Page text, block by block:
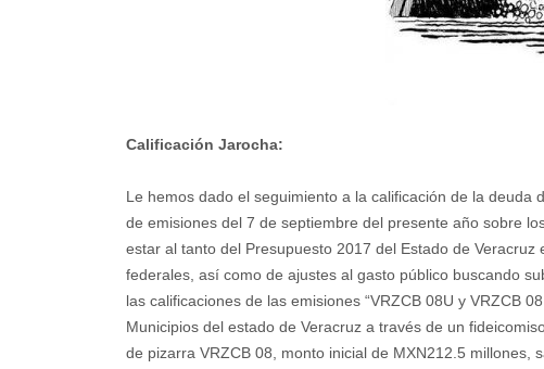
Calificación Jarocha:
Le hemos dado el seguimiento a la calificación de la
de emisiones del 7 de septiembre del presente año sobre
estar al tanto del Presupuesto 2017 del Estado de
federales, así como de ajustes al gasto público buscando
las calificaciones de las emisiones “VRZCB 08U y VRZCB
Municipios del estado de Veracruz a través de un
de pizarra VRZCB 08, monto inicial de MXN212.5 millones,